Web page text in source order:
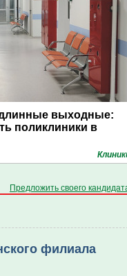
выходные:
поликлиники в
Предложить своего
филиала